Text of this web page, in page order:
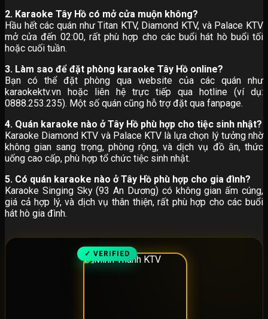
2. Karaoke Tây Hồ có mở cửa muộn không?
Hầu hết các quán như Titan KTV, Diamond KTV, và Palace KTV
mở cửa đến 02:00, rất phù hợp cho các buổi hát hò buổi tối
hoặc cuối tuần.
3. Làm sao để đặt phòng karaoke Tây Hồ online?
Bạn có thể đặt phòng qua website của các quán như
karaokektv.vn hoặc liên hệ trực tiếp qua hotline (ví dụ:
0888.253.235). Một số quán cũng hỗ trợ đặt qua fanpage.
4. Quán karaoke nào ở Tây Hồ phù hợp cho tiệc sinh nhật?
Karaoke Diamond KTV và Palace KTV là lựa chọn lý tưởng nhờ
không gian sang trọng, phòng rộng, và dịch vụ đồ ăn, thức
uống cao cấp, phù hợp tổ chức tiệc sinh nhật.
5. Có quán karaoke nào ở Tây Hồ phù hợp cho gia đình?
Karaoke Singing Sky (93 An Dương) có không gian ấm cúng,
giá cả hợp lý, và dịch vụ thân thiện, rất phù hợp cho các buổi
hát hò gia đình.
✓ VERIFIED